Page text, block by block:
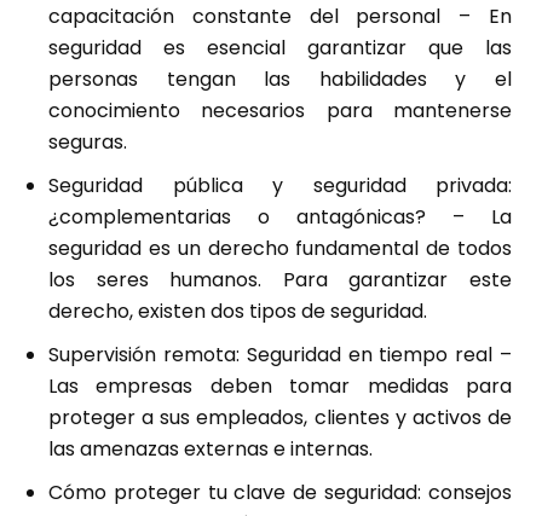
capacitación constante del personal – En
seguridad es esencial garantizar que las
personas tengan las habilidades y el
conocimiento necesarios para mantenerse
seguras.
Seguridad pública y seguridad privada:
¿complementarias o antagónicas? – La
seguridad es un derecho fundamental de todos
los seres humanos. Para garantizar este
derecho, existen dos tipos de seguridad.
Supervisión remota: Seguridad en tiempo real –
Las empresas deben tomar medidas para
proteger a sus empleados, clientes y activos de
las amenazas externas e internas.
Cómo proteger tu clave de seguridad: consejos